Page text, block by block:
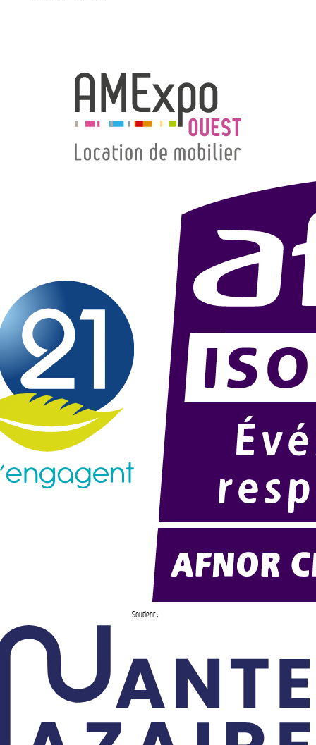
Soutient :